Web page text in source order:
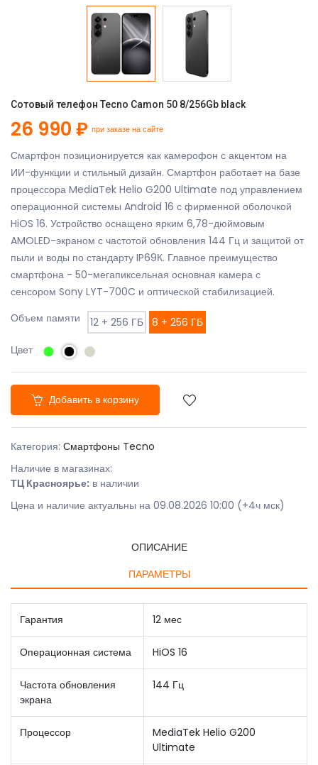
Сотовый телефон Tecno Camon 50 8/256Gb black
26 990 ₽ при заказе на сайте
Смартфон позиционируется как камерофон с акцентом на
ИИ-функции и стильный дизайн. Смартфон работает на базе
процессора MediaTek Helio G200 Ultimate под управлением
операционной системы Android 16 с фирменной оболочкой
HiOS 16. Устройство оснащено ярким 6,78-дюймовым
AMOLED-экраном с частотой обновления 144 Гц и защитой от
пыли и воды по стандарту IP69К. Главное преимущество
смартфона - 50-мегапиксельная основная камера с
сенсором Sony LYT-700C и оптической стабилизацией.
Объем памяти
12 + 256 ГБ 8 + 256 ГБ
Цвет
Добавить в корзину
Категория: Смартфоны Tecno
Наличие в магазинах:
ТЦ Красноярье: в наличии
Цена и наличие актуальны на 09.08.2026 10:00 (+4ч мск)
ОПИСАНИЕ
ПАРАМЕТРЫ
Гарантия 12 мес
Операционная система HiOS 16
Частота обновления
экрана
144 Гц
Процессор
MediaTek Helio G200
Ultimate